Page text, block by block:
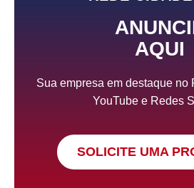
AQUI
Sua empresa em destaque no
YouTube e Redes
SOLICITE UMA